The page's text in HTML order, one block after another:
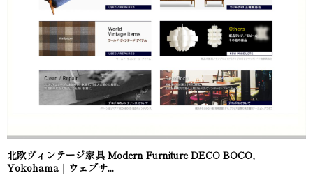
北欧ヴィンテージ家具 Modern Furniture DECO BOCO,
Yokohama｜ウェブサ...